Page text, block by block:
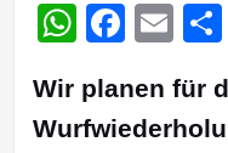
Wir planen für